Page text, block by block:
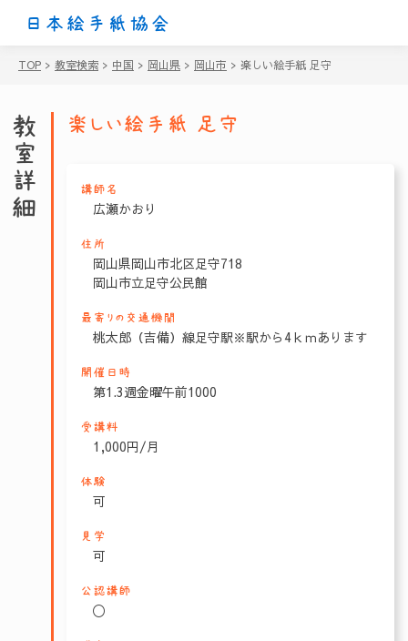
日本絵手紙協会
TOP > 教室検索 > 中国 > 岡山県 > 岡山市 > 楽しい絵手紙 足守
教室詳細 楽しい絵手紙 足守
講師名
広瀬かおり
住所
岡山県岡山市北区足守718
岡山市立足守公民館
最寄りの交通機関
桃太郎（吉備）線足守駅※駅から4ｋｍあります
開催日時
第1.3週金曜午前1000
受講料
1,000円/月
体験
可
見学
可
公認講師
〇